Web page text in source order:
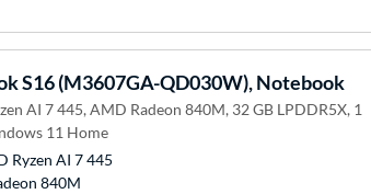
S16 (M3607GA-QD030W), Notebook
AI 7 445, AMD Radeon 840M, 32 GB LPDDR5X, 1
11 Home
Ryzen AI 7 445
840M